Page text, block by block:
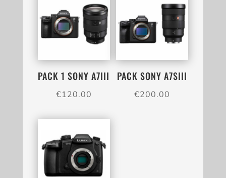
PACK 1 SONY A7III
€120.00
PACK SONY A7SIII
€200.00